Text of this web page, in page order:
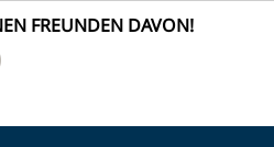
FREUNDEN DAVON!